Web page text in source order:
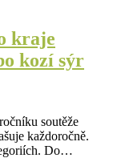
kraje
kozí sýr
soutěže
každoročně.
Do…